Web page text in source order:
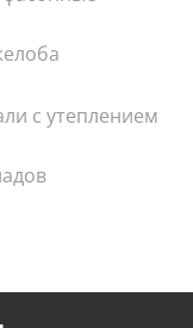
с утеплением